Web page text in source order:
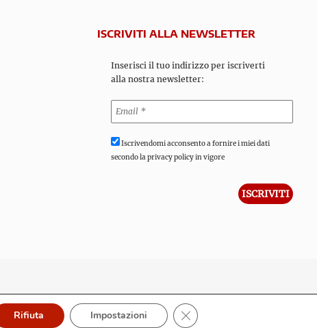
ISCRIVITI ALLA NEWSLETTER
Inserisci il tuo indirizzo per iscriverti
alla nostra newsletter:
Iscrivendomi acconsento a fornire i miei dati
secondo la privacy policy in vigore
Rifiuta Impostazioni Close GDPR Cookie Banner